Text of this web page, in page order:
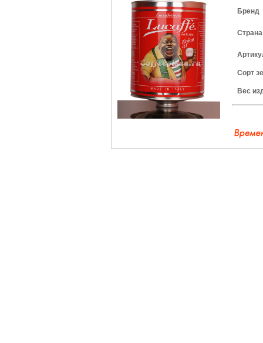
Бренд
Сорт
Вес